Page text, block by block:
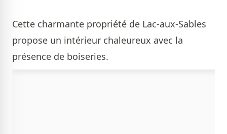
Cette charmante propriété de Lac-aux-Sables
propose un intérieur chaleureux avec la
présence de boiseries.